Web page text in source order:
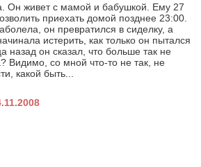
Он живет с мамой и бабушкой. Ему 27
приехать домой позднее 23:00.
он превратился в сиделку, а
истерить, как только он пытался
назад он сказал, что больше так не
Видимо, со мной что-то не так, не
какой быть...